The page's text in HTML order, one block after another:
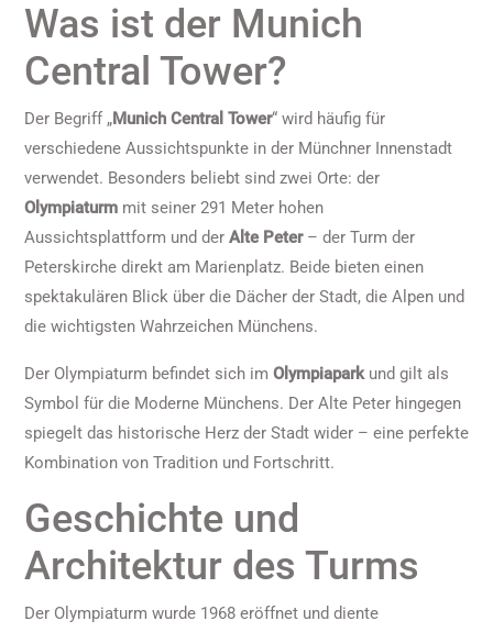
Was ist der Munich
Central Tower?
Der Begriff „Munich Central Tower“ wird häufig für
verschiedene Aussichtspunkte in der Münchner Innenstadt
verwendet. Besonders beliebt sind zwei Orte: der
Olympiaturm mit seiner 291 Meter hohen
Aussichtsplattform und der Alte Peter– der Turm der
Peterskirche direkt am Marienplatz. Beide bieten einen
spektakulären Blick über die Dächer der Stadt, die Alpen und
die wichtigsten Wahrzeichen Münchens.
Der Olympiaturm befindet sich im Olympiaparkund gilt als
Symbol für die Moderne Münchens. Der Alte Peter hingegen
spiegelt das historische Herz der Stadt wider – eine perfekte
Kombination von Tradition und Fortschritt.
Geschichte und
Architektur des Turms
Der Olympiaturm wurde 1968 eröffnet und diente